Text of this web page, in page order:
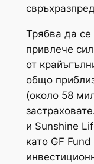
Трябва да
привлече
от
общо
(около 58
и Sunshine
като GF